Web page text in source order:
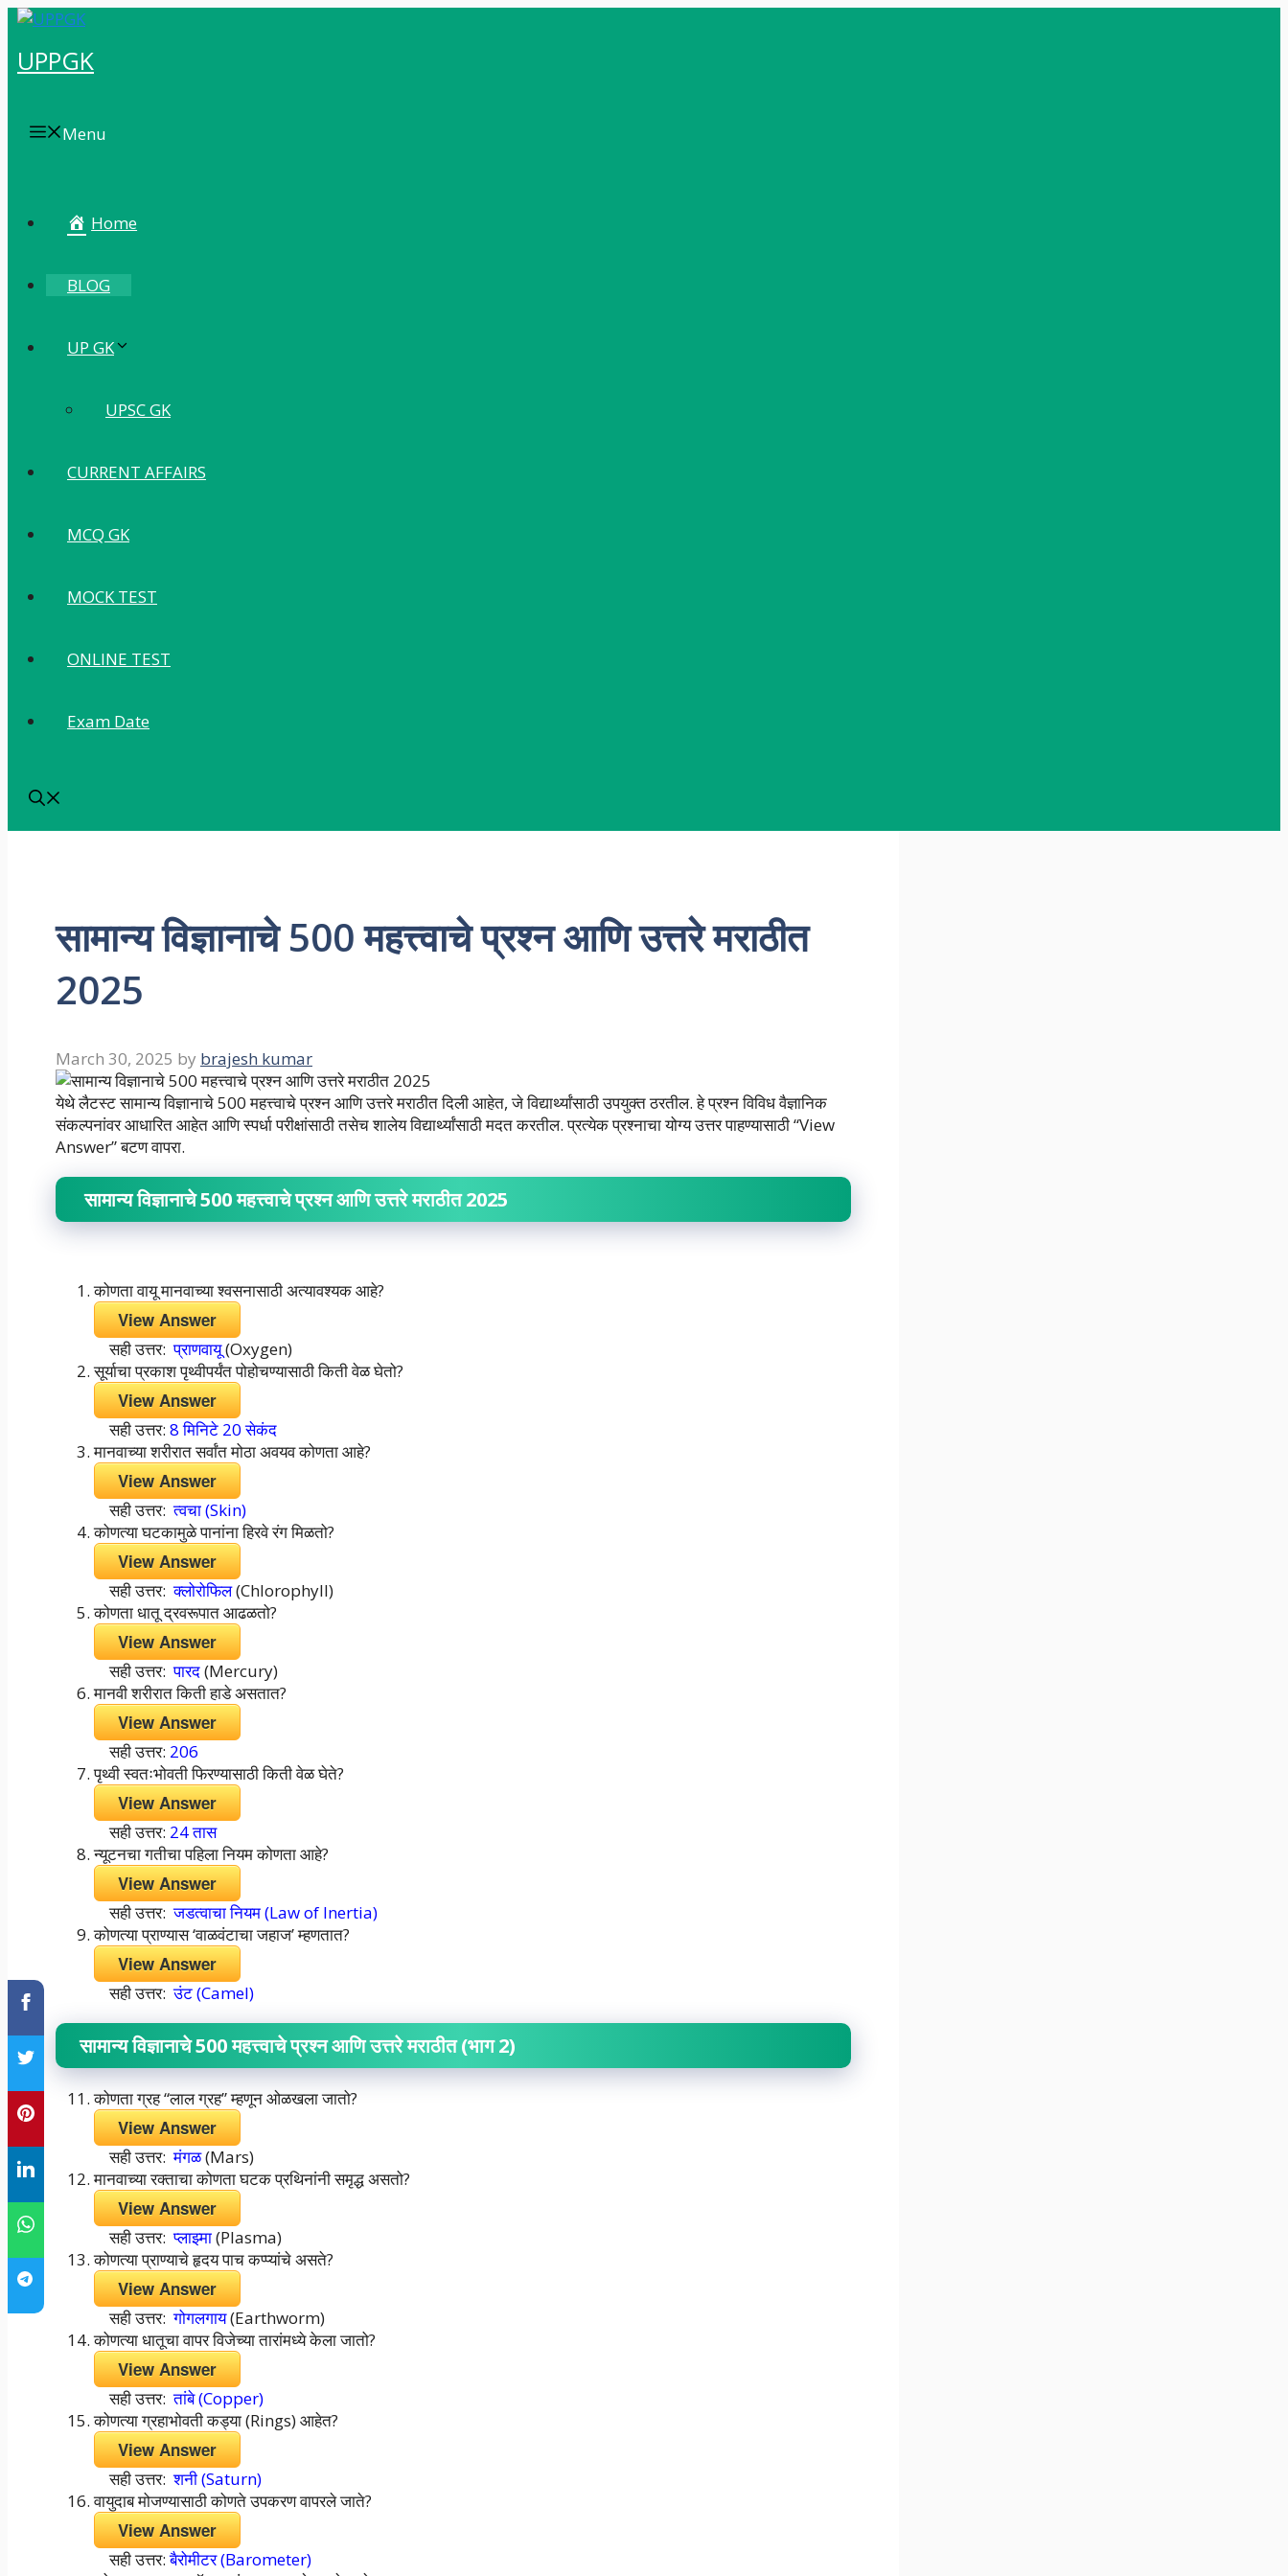
UPPGK
Menu
Home
BLOG
UP GK
UPSC GK
CURRENT AFFAIRS
MCQ GK
MOCK TEST
ONLINE TEST
Exam Date
सामान्य विज्ञानाचे 500 महत्त्वाचे प्रश्न आणि उत्तरे मराठीत
2025
March 30, 2025 by brajesh kumar
येथे लैटस्ट सामान्य विज्ञानाचे 500 महत्त्वाचे प्रश्न आणि उत्तरे मराठीत दिली आहेत, जे विद्यार्थ्यांसाठी उपयुक्त ठरतील. हे प्रश्न विविध वैज्ञानिक
संकल्पनांवर आधारित आहेत आणि स्पर्धा परीक्षांसाठी तसेच शालेय विद्यार्थ्यांसाठी मदत करतील. प्रत्येक प्रश्नाचा योग्य उत्तर पाहण्यासाठी “View
Answer” बटण वापरा.
सामान्य विज्ञानाचे 500 महत्त्वाचे प्रश्न आणि उत्तरे मराठीत 2025
कोणता वायू मानवाच्या श्वसनासाठी अत्यावश्यक आहे?
View Answer
सही उत्तर: प्राणवायू(Oxygen)
सूर्याचा प्रकाश पृथ्वीपर्यंत पोहोचण्यासाठी किती वेळ घेतो?
View Answer
सही उत्तर: 8 मिनिटे 20 सेकंद
मानवाच्या शरीरात सर्वांत मोठा अवयव कोणता आहे?
View Answer
सही उत्तर:त्वचा (Skin)
कोणत्या घटकामुळे पानांना हिरवे रंग मिळतो?
View Answer
सही उत्तर:क्लोरोफिल(Chlorophyll)
कोणता धातू द्रवरूपात आढळतो?
View Answer
सही उत्तर:पारद(Mercury)
मानवी शरीरात किती हाडे असतात?
View Answer
सही उत्तर: 206
पृथ्वी स्वतःभोवती फिरण्यासाठी किती वेळ घेते?
View Answer
सही उत्तर: 24 तास
न्यूटनचा गतीचा पहिला नियम कोणता आहे?
View Answer
सही उत्तर:जडत्वाचा नियम (Law of Inertia)
कोणत्या प्राण्यास ‘वाळवंटाचा जहाज’ म्हणतात?
View Answer
सही उत्तर:उंट (Camel)
सामान्य विज्ञानाचे 500 महत्त्वाचे प्रश्न आणि उत्तरे मराठीत (भाग 2)
कोणता ग्रह “लाल ग्रह” म्हणून ओळखला जातो?
View Answer
सही उत्तर:मंगळ(Mars)
मानवाच्या रक्ताचा कोणता घटक प्रथिनांनी समृद्ध असतो?
View Answer
सही उत्तर:प्लाझ्मा(Plasma)
कोणत्या प्राण्याचे हृदय पाच कप्प्यांचे असते?
View Answer
सही उत्तर:गोगलगाय(Earthworm)
कोणत्या धातूचा वापर विजेच्या तारांमध्ये केला जातो?
View Answer
सही उत्तर:तांबे (Copper)
कोणत्या ग्रहाभोवती कड्या (Rings) आहेत?
View Answer
सही उत्तर:शनी (Saturn)
वायुदाब मोजण्यासाठी कोणते उपकरण वापरले जाते?
View Answer
सही उत्तर:बैरोमीटर (Barometer)